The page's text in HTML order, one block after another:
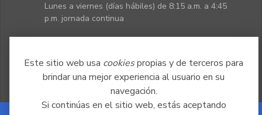
Este sitio web usa cookiespropias y de terceros para
brindar una mejor experiencia al usuario en su
navegación.
Si continúas en el sitio web, estás aceptando
Lunes a viernes (días hábiles) de 8:15 a.m. a 4:45
p.m. jornada continua